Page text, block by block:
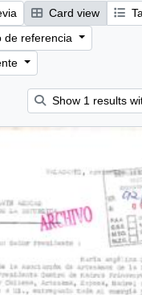
Card view
de referencia
Show 1 results